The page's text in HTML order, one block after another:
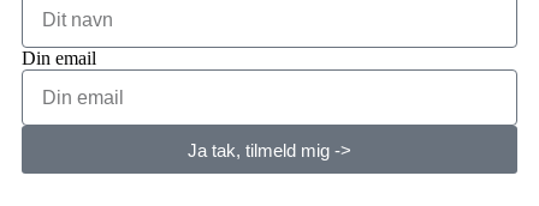
Din email
Ja tak, tilmeld mig ->